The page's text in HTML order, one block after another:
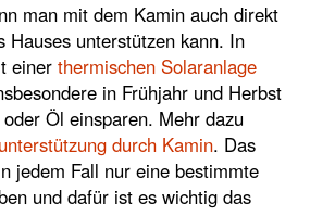
man mit dem Kamin auch direkt
Hauses unterstützen kann. In
einer thermischen Solaranlage
in Frühjahr und Herbst
Öl einsparen. Mehr dazu
durch Kamin. Das
jedem Fall nur eine bestimmte
und dafür ist es wichtig das